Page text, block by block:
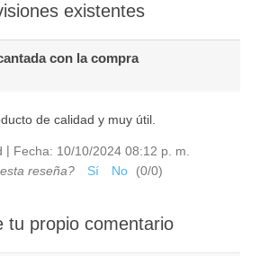
existentes
con la compra
de calidad y muy útil.
| Fecha: 10/10/2024 08:12 p. m.
reseña?
Sí No (0/0)
tu propio comentario